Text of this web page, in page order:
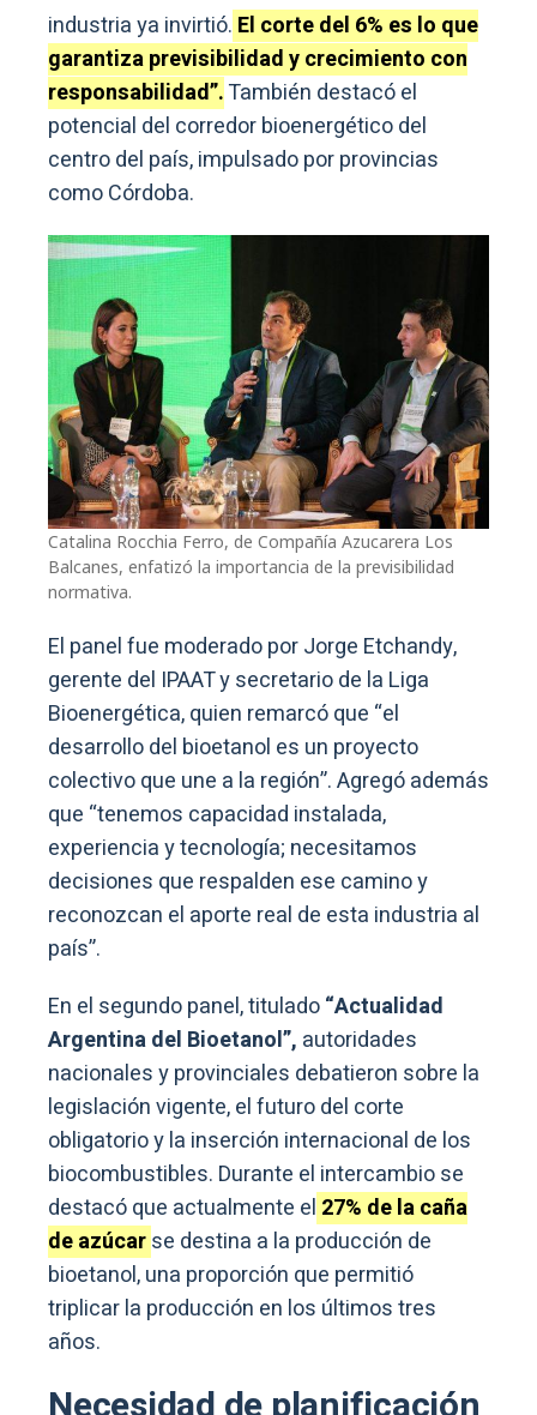
industria ya invirtió. El corte del 6% es lo que
garantiza previsibilidad y crecimiento con
responsabilidad”.También destacó el
potencial del corredor bioenergético del
centro del país, impulsado por provincias
como Córdoba.
Catalina Rocchia Ferro, de Compañía Azucarera Los
Balcanes, enfatizó la importancia de la previsibilidad
normativa.
El panel fue moderado por Jorge Etchandy,
gerente del IPAAT y secretario de la Liga
Bioenergética, quien remarcó que “el
desarrollo del bioetanol es un proyecto
colectivo que une a la región”. Agregó además
que “tenemos capacidad instalada,
experiencia y tecnología; necesitamos
decisiones que respalden ese camino y
reconozcan el aporte real de esta industria al
país”.
En el segundo panel, titulado“Actualidad
Argentina del Bioetanol”, autoridades
nacionales y provinciales debatieron sobre la
legislación vigente, el futuro del corte
obligatorio y la inserción internacional de los
biocombustibles. Durante el intercambio se
destacó que actualmente el 27% de la caña
de azúcarse destina a la producción de
bioetanol, una proporción que permitió
triplicar la producción en los últimos tres
años.